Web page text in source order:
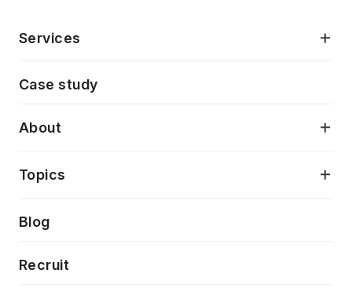
Services
AI駆動開発支援
モダナイゼーション
特徴量エンジニアリングと生成AI
デザインシステム構築支援
フロントエンド開発
Case study
About
当社が目指しているもの
Topics
Press release
News
Blog
Recruit